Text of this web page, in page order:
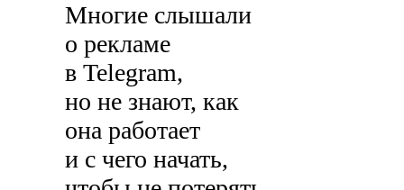
Многие слышали
о рекламе
в Telegram,
но не знают, как
она работает
и с чего начать,